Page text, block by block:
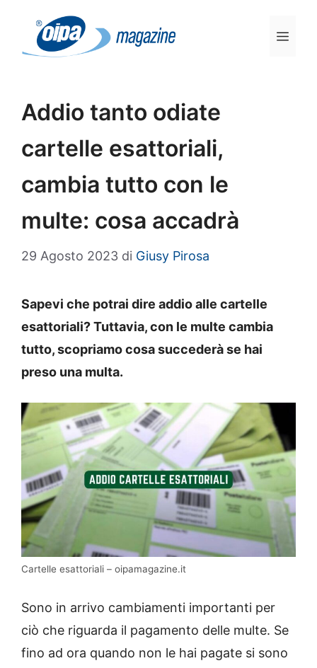
contenuto
Addio tanto odiate
cartelle esattoriali,
cambia tutto con le
multe: cosa accadrà
29 Agosto 2023 di Giusy Pirosa
Sapevi che potrai dire addio alle cartelle
esattoriali? Tuttavia, con le multe cambia
tutto, scopriamo cosa succederà se hai
preso una multa.
Cartelle esattoriali – oipamagazine.it
Sono in arrivo cambiamenti importanti per
ciò che riguarda il pagamento delle multe. Se
fino ad ora quando non le hai pagate si sono